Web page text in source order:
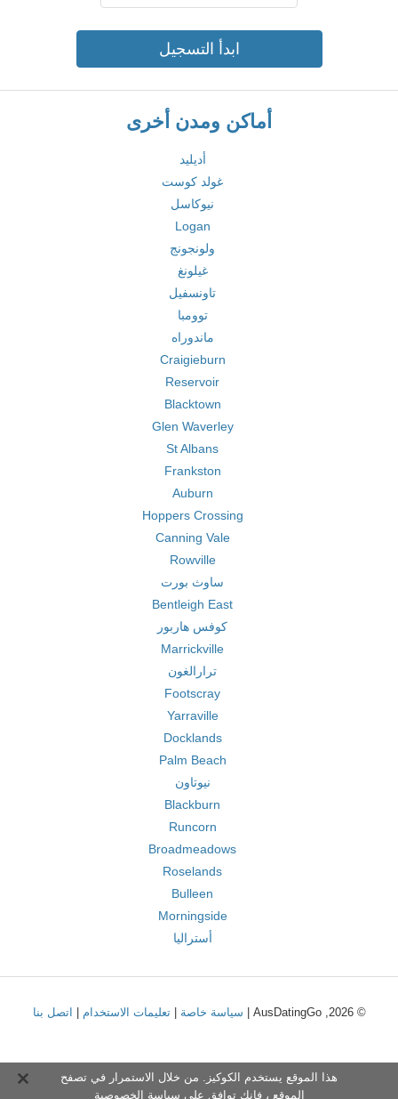
ابدأ التسجيل
أماكن ومدن أخرى
أديليد
غولد كوست
نيوكاسل
Logan
ولونجونج
غيلونغ
تاونسفيل
توومبا
ماندوراه
Craigieburn
Reservoir
Blacktown
Glen Waverley
St Albans
Frankston
Auburn
Hoppers Crossing
Canning Vale
Rowville
ساوث بورت
Bentleigh East
كوفس هاربور
Marrickville
ترارالغون
Footscray
Yarraville
Docklands
Palm Beach
نيوتاون
Blackburn
Runcorn
Broadmeadows
Roselands
Bulleen
Morningside
أستراليا
© 2026, AusDatingGo | سياسة خاصة |تعليمات الاستخدام اتصل بنا
هذا الموقع يستخدم الكوكيز. من خلال الاستمرار في تصفح
الموقع ، فإنك توافق على سياسة الخصوصية